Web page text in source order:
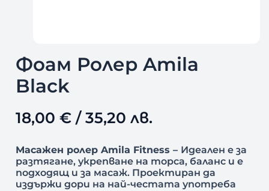
Фоам Ролер Amila
Black
18,00 €/ 35,20 лв.
Масажен ролер Amila Fitness – Идеален е за
разтягане, укрепване на торса, баланс и е
подходящ и за масаж. Проектиран да
издържи дори на най-честата употреба